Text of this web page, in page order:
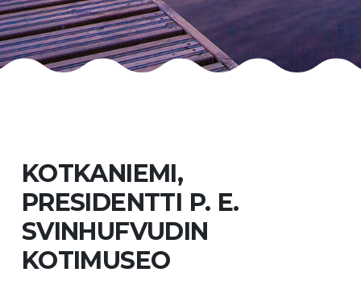
KOTKANIEMI,
PRESIDENTTI P. E.
SVINHUFVUDIN
KOTIMUSEO